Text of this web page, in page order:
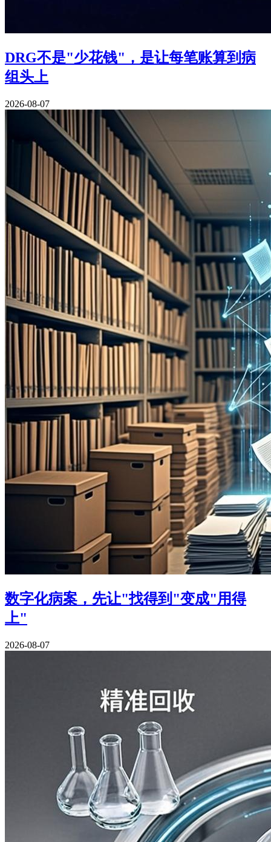
DRG不是"少花钱"，是让每笔账算到病
组头上
2026-08-07
数字化病案，先让"找得到"变成"用得
上"
2026-08-07